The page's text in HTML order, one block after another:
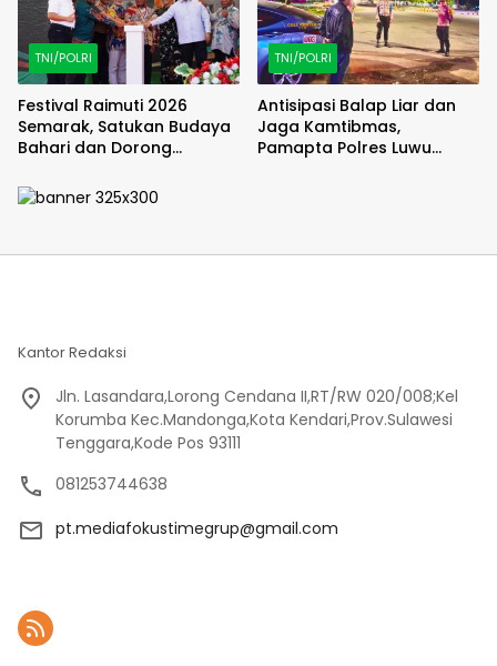
TNI/POLRI
Festival Raimuti 2026
Semarak, Satukan Budaya
Bahari dan Dorong
TNI/POLRI
Antisipasi Balap Liar dan
Jaga Kamtibmas,
Pamapta Polres Luwu
Kantor Redaksi
Jln. Lasandara,Lorong Cendana II,RT/RW 020/008;Kel
Korumba Kec.Mandonga,Kota Kendari,Prov.Sulawesi
Tenggara,Kode Pos 93111
081253744638
pt.mediafokustimegrup@gmail.com